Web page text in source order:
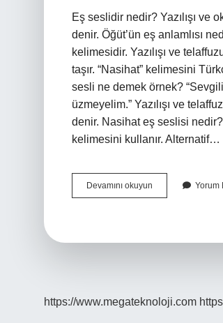
Eş seslidir nedir? Yazılışı ve
denir. Öğüt’ün eş anlamlısı
kelimesidir. Yazılışı ve
taşır. “Nasihat” kelimesini
sesli ne demek örnek?
üzmeyelim.” Yazılışı ve
denir. Nasihat eş seslisi
kelimesini kullanır. Alternatif…
Devamını okuyun
Kelimesinin
Yorum
https://www.megateknoloji.com